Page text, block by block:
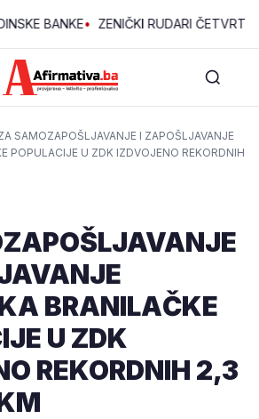
BANKE• ZENIČKI RUDARI ČETVRTU
SAMOZAPOŠLJAVANJE I ZAPOŠLJAVANJE
POPULACIJE U ZDK IZDVOJENO REKORDNIH
BRANILAČKE
U ZDK
REKORDNIH 2,3